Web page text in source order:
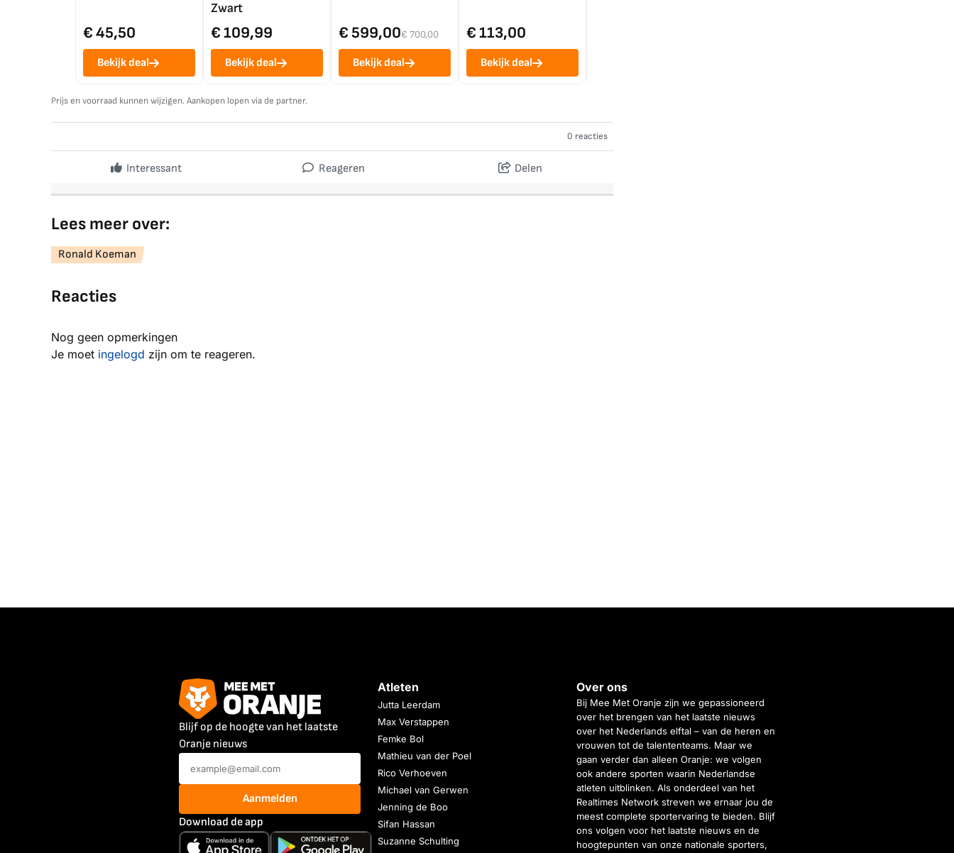
€ 45,50
Bekijk deal
Zwart
€ 109,99
Bekijk deal
€ 599,00€ 700,00
Bekijk deal
€ 113,00
Bekijk deal
Prijs en voorraad kunnen wijzigen. Aankopen lopen via de partner.
0 reacties
Interessant Reageren Delen
Lees meer over:
Ronald Koeman
Reacties
Nog geen opmerkingen
Je moet ingelogd zijn om te reageren.
Blijf op de hoogte van het laatste
Oranje nieuws
Aanmelden
Download de app
Atleten
Jutta Leerdam
Max Verstappen
Femke Bol
Mathieu van der Poel
Rico Verhoeven
Michael van Gerwen
Jenning de Boo
Sifan Hassan
Suzanne Schulting
Over ons
Bij Mee Met Oranje zijn we gepassioneerd
over het brengen van het laatste nieuws
over het Nederlands elftal – van de heren en
vrouwen tot de talententeams. Maar we
gaan verder dan alleen Oranje: we volgen
ook andere sporten waarin Nederlandse
atleten uitblinken. Als onderdeel van het
Realtimes Network streven we ernaar jou de
meest complete sportervaring te bieden. Blijf
ons volgen voor het laatste nieuws en de
hoogtepunten van onze nationale sporters,